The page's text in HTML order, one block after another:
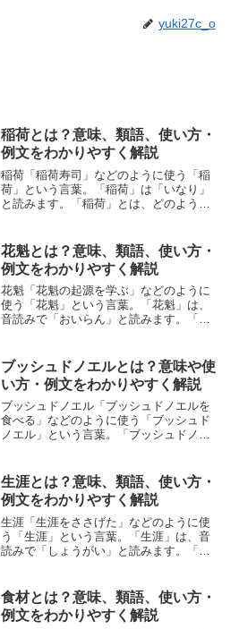
yuki27c_o
稲荷とは？意味、類語、使い方・
例文をわかりやすく解説
稲荷「稲荷寿司」などのように使う「稲
荷」という言葉。「稲荷」は「いなり」
と読みます。「稲荷」とは、どのような
て、小説などの用例を紹介して、わかり
やすく解説していきます。稲荷...
花魁とは？意味、類語、使い方・
例文をわかりやすく解説
花魁「花魁の起源を学ぶ」などのように
使う「花魁」という言葉。「花魁」は、
音読みで「おいらん」と読みます。「花
い方や類語について、小説などの用例を
紹介しながら、わかりやす...
ブッシュドノエルとは？意味や使
い方・例文をわかりやすく解説
ブッシュドノエル「ブッシュドノエルを
食べる」などのように使う「ブッシュド
ノエル」という言葉。「ブッシュドノエ
ル」の意味や使い方について、小説など
の用例を紹介して、わかりや...
生涯とは？意味、類語、使い方・
例文をわかりやすく解説
生涯「生涯をささげた」などのように使
う「生涯」という言葉。「生涯」は、音
読みで「しょうがい」と読みます。「生
い方や類語について、小説などの用例を
紹介しながら、わかりやす...
食材とは？意味、類語、使い方・
例文をわかりやすく解説